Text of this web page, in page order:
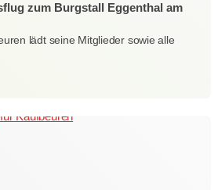
zum Burgstall Eggenthal am
lädt seine Mitglieder sowie alle